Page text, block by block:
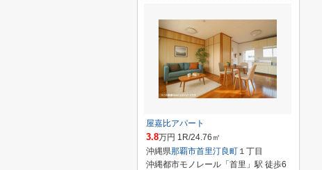
屋嘉比アパート
3.8万円 1R/24.76㎡
沖縄県那覇市首里汀良町 １丁目
沖縄都市モノレール「首里」駅 徒歩6